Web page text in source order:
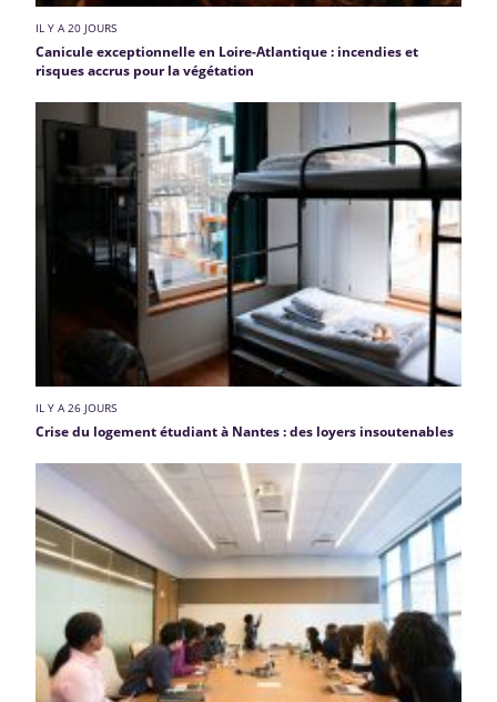
IL Y A 20 JOURS
Canicule exceptionnelle en Loire-Atlantique : incendies et
risques accrus pour la végétation
IL Y A 26 JOURS
Crise du logement étudiant à Nantes : des loyers insoutenables